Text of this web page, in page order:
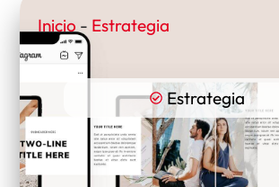
Inicio - Estrategia
Estrategia